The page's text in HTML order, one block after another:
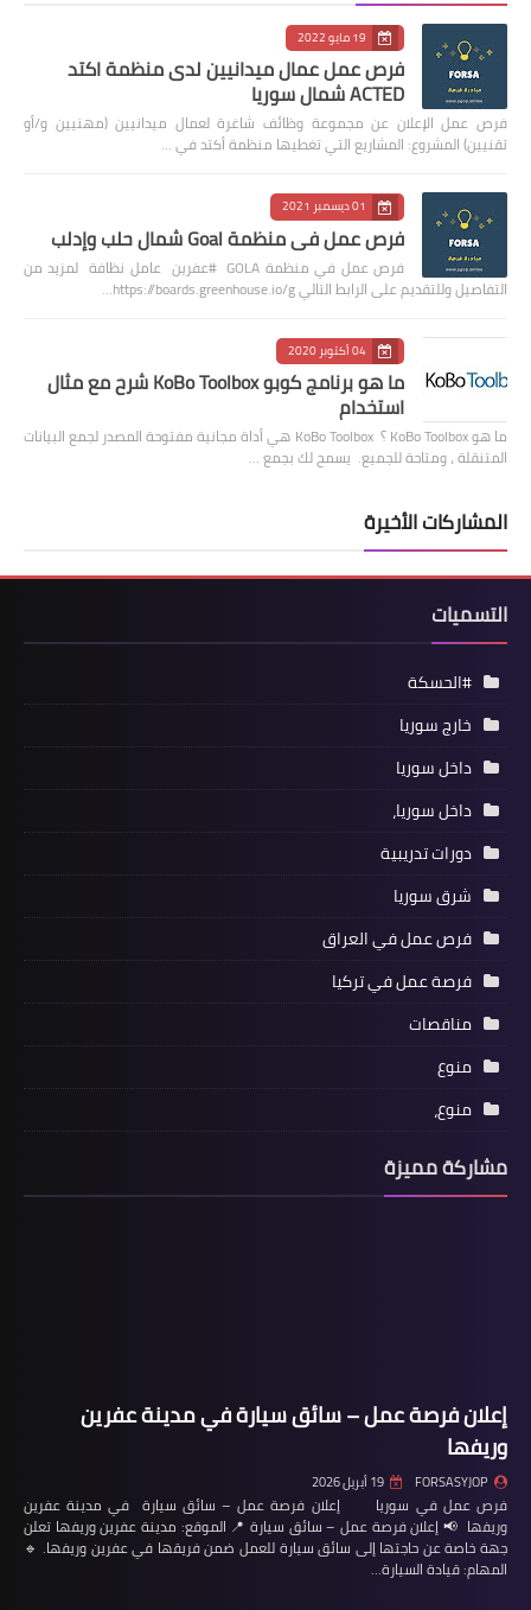
19 مايو 2022
فرص عمل عمال ميدانيين لدى منظمة اكتد
ACTED شمال سوريا
فرص عمل الإعلان عن مجموعة وظائف شاغرة لعمال ميدانيين (مهنيين و/أو
تقنيين) المشروع: المشاريع التي تغطيها منظمة أكتد في …
01 ديسمبر 2021
فرص عمل في منظمة Goal شمال حلب وإدلب
فرص عمل في منظمة GOLA #عفرين عامل نظافة لمزيد من
التفاصيل وللتقديم على الرابط التالي https://boards.greenhouse.io/g…
04 أكتوبر 2020
ما هو برنامج كوبو KoBo Toolbox شرح مع مثال
استخدام
ما هو KoBo Toolbox ؟ KoBo Toolbox هي أداة مجانية مفتوحة المصدر لجمع البيانات
المتنقلة ، ومتاحة للجميع. يسمح لك بجمع …
المشاركات الأخيرة
التسميات
#الحسكة
خارج سوريا
داخل سوريا
داخل سوريا،
دورات تدريبية
شرق سوريا
فرص عمل في العراق
فرصة عمل في تركيا
مناقصات
منوع
منوع،
مشاركة مميزة
إعلان فرصة عمل – سائق سيارة في مدينة عفرين
وريفها
FORSASYJOP 19 أبريل 2026
فرص عمل في سوريا إعلان فرصة عمل – سائق سيارة في مدينة عفرين
وريفها 📢 إعلان فرصة عمل – سائق سيارة 📍 الموقع: مدينة عفرين وريفها تعلن
جهة خاصة عن حاجتها إلى سائق سيارة للعمل ضمن فريقها في عفرين وريفها. 🔹
المهام: قيادة السيارة…